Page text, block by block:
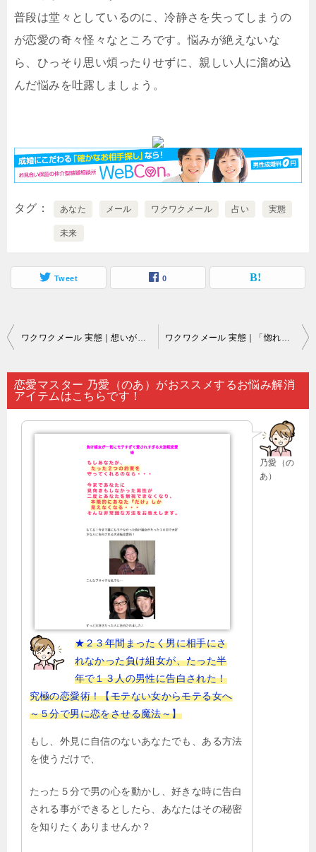
普段は堂々としているのに、冷静さを失ってしまうの
が恋愛の奇々怪々なところです。悩みが絶えないな
ら、ひっそり思い煩ったりせずに、親しい人に溜め込
んだ悩みを吐露しましょう。
タグ あなた メール ワクワクメール 占い 実態
未来
Tweet 0
投
ナ
ビ
ワクワクメール 実態｜想いが募っている人にあえて恋愛相談に乗って貰うのもお近づきになる良い契機となるでしょう…。 ワクワクメール 実態｜「惚れた相手との距離を縮めたい」と渇望するのは人の常ですが…。
恋愛マスター 乃愛（のあ）がおススメするお悩み解消
アイテムはこちらです！
乃愛（の
あ）
★２３年間まったく男に相手にさ
れなかった負け組女が、たった半
年で１３人の男性に告白された！
究極の恋愛術！【モテない女からモテる女へ
～５分で男に恋をさせる魔法～】
もし、外見に自信のないあなたでも、ある方法
を使うだけで、
たった５分で男の心を動かし、好きな時に告白
される事ができるとしたら、あなたはその秘密
を知りたくありませんか？